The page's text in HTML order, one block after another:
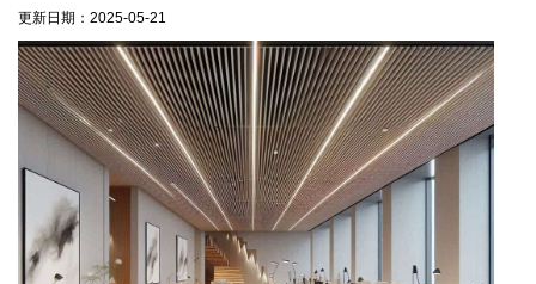
更新日期： 2025-05-21